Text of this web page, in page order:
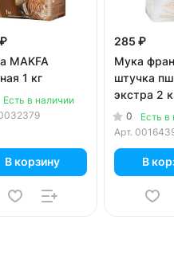
MAKFA
1 кг
Есть в наличии
В корзину
285 ₽
Мука
штучка
экстра 2
0
Есть в
Арт.
В